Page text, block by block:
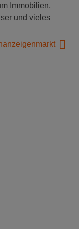
Immobilien,
und vieles